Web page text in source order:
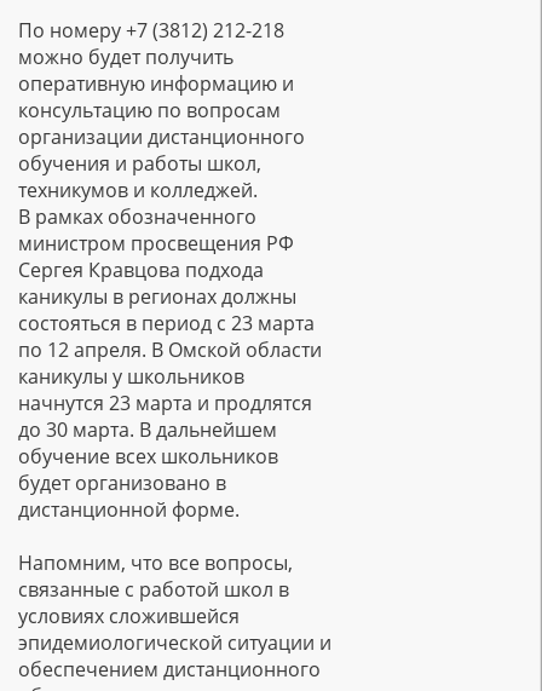
По номеру +7 (3812) 212-218
можно будет получить
оперативную информацию и
консультацию по вопросам
организации дистанционного
обучения и работы школ,
техникумов и колледжей.
В рамках обозначенного
министром просвещения РФ
Сергея Кравцова подхода
каникулы в регионах должны
состояться в период с 23 марта
по 12 апреля. В Омской области
каникулы у школьников
начнутся 23 марта и продлятся
до 30 марта. В дальнейшем
обучение всех школьников
будет организовано в
дистанционной форме.
Напомним, что все вопросы,
связанные с работой школ в
условиях сложившейся
эпидемиологической ситуации и
обеспечением дистанционного